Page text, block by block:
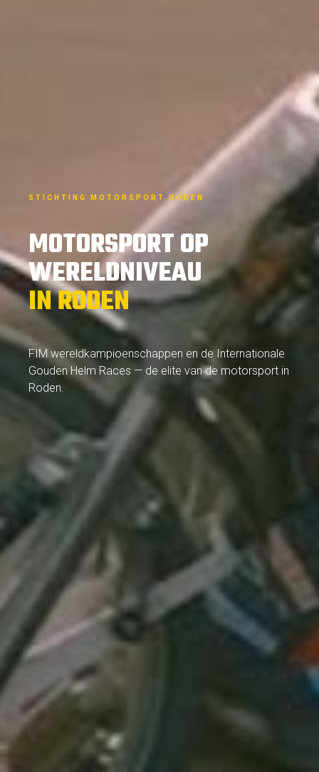
STICHTING MOTORSPORT RODEN
MOTORSPORT OP
WERELDNIVEAU
IN RODEN
FIM wereldkampioenschappen en de Internationale
Gouden Helm Races — de elite van de motorsport in
Roden.